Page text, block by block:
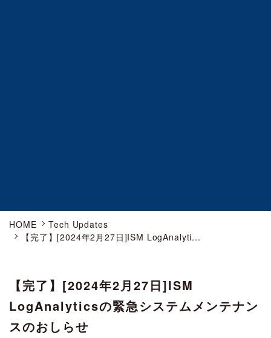
HOME
Tech Updates
【完了】[2024年2月27日]ISM LogAnalyti...
【完了】[2024年2月27日]ISM
LogAnalyticsの緊急システムメンテナン
スのおしらせ